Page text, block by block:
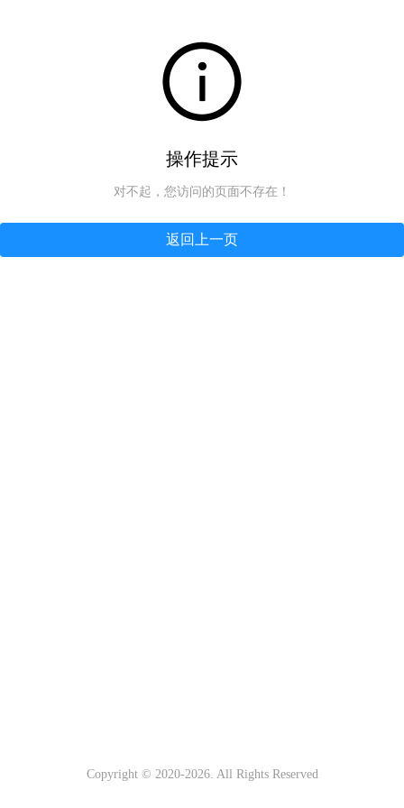
操作提示
对不起，您访问的页面不存在！
返回上一页
Copyright © 2020-2026. All Rights Reserved